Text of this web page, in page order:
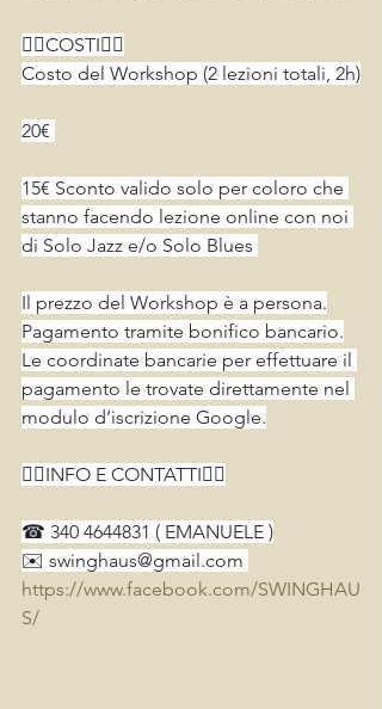
👉🏻COSTI👈🏻
Costo del Workshop (2 lezioni totali, 2h)
20€
15€ Sconto valido solo per coloro che
stanno facendo lezione online con noi
di Solo Jazz e/o Solo Blues
Il prezzo del Workshop è a persona.
Pagamento tramite bonifico bancario.
Le coordinate bancarie per effettuare il
pagamento le trovate direttamente nel
modulo d’iscrizione Google.
👉🏻INFO E CONTATTI👈🏻
☎︎ 340 4644831 ( EMANUELE )
✉️ swinghaus@gmail.com
https://www.facebook.com/SWINGHAU
S/